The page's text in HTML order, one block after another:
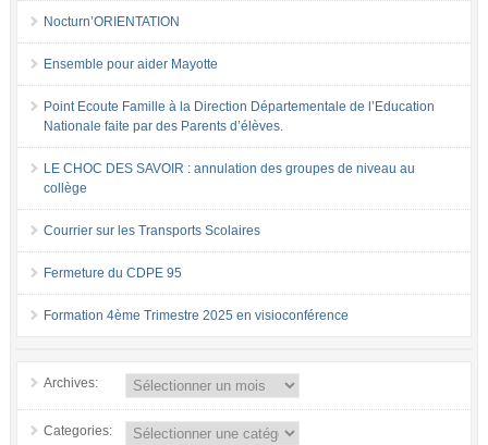
Nocturn’ORIENTATION
Ensemble pour aider Mayotte
Point Ecoute Famille à la Direction Départementale de l’Education
Nationale faite par des Parents d’élèves.
LE CHOC DES SAVOIR : annulation des groupes de niveau au
collège
Courrier sur les Transports Scolaires
Fermeture du CDPE 95
Formation 4ème Trimestre 2025 en visioconférence
Archives:
Categories: